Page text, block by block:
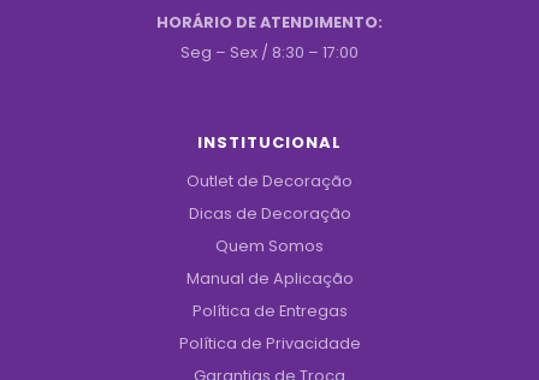
HORÁRIO DE ATENDIMENTO:
Seg – Sex / 8:30 – 17:00
INSTITUCIONAL
Outlet de Decoração
Dicas de Decoração
Quem Somos
Manual de Aplicação
Política de Entregas
Política de Privacidade